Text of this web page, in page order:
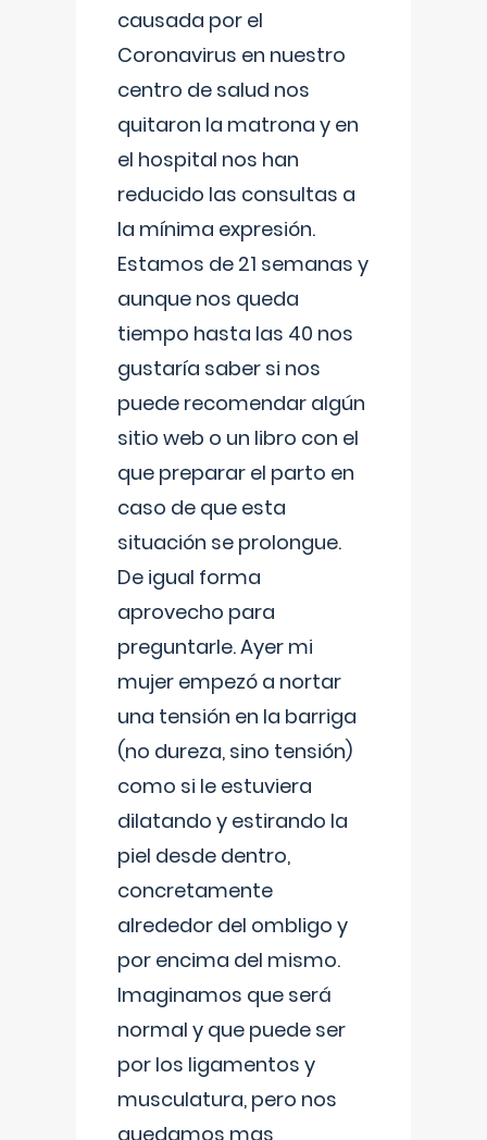
causada por el
Coronavirus en nuestro
centro de salud nos
quitaron la matrona y en
el hospital nos han
reducido las consultas a
la mínima expresión.
Estamos de 21 semanas y
aunque nos queda
tiempo hasta las 40 nos
gustaría saber si nos
puede recomendar algún
sitio web o un libro con el
que preparar el parto en
caso de que esta
situación se prolongue.
De igual forma
aprovecho para
preguntarle. Ayer mi
mujer empezó a nortar
una tensión en la barriga
(no dureza, sino tensión)
como si le estuviera
dilatando y estirando la
piel desde dentro,
concretamente
alrededor del ombligo y
por encima del mismo.
Imaginamos que será
normal y que puede ser
por los ligamentos y
musculatura, pero nos
quedamos mas